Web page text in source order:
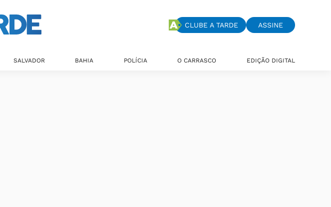
CLUBE A TARDE ASSINE
SALVADOR BAHIA POLÍCIA O CARRASCO EDIÇÃO DIGITAL